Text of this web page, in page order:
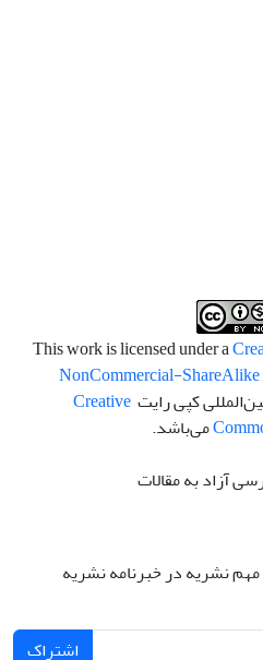
NonCommercial-
کپی رایتCreative
می‌باشد.
مهم نشریه در خبرنامه نشریه
اشتراک